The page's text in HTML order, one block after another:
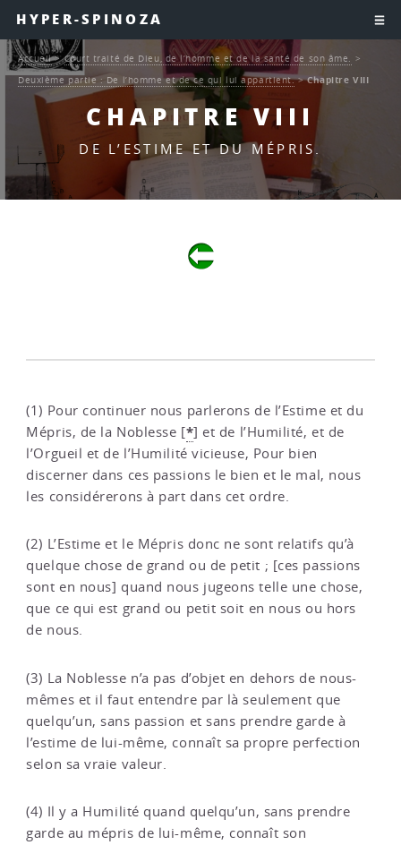
HYPER-SPINOZA
CHAPITRE VIII
DE L’ESTIME ET DU MÉPRIS.
Accueil>Court traité de Dieu, de l’homme et de la santé de son âme.
>
Deuxième partie : De l’homme et de ce qui lui appartient.>Chapitre VIII
(1) Pour continuer nous parlerons de l’Estime et du
Mépris, de la Noblesse [*] et de l’Humilité, et de
l’Orgueil et de l’Humilité vicieuse, Pour bien
discerner dans ces passions le bien et le mal, nous
les considérerons à part dans cet ordre.
(2) L’Estime et le Mépris donc ne sont relatifs qu’à
quelque chose de grand ou de petit ; [ces passions
sont en nous] quand nous jugeons telle une chose,
que ce qui est grand ou petit soit en nous ou hors
de nous.
(3) La Noblesse n’a pas d’objet en dehors de nous-
mêmes et il faut entendre par là seulement que
quelqu’un, sans passion et sans prendre garde à
l’estime de lui-même, connaît sa propre perfection
selon sa vraie valeur.
(4) Il y a Humilité quand quelqu’un, sans prendre
garde au mépris de lui-même, connaît son